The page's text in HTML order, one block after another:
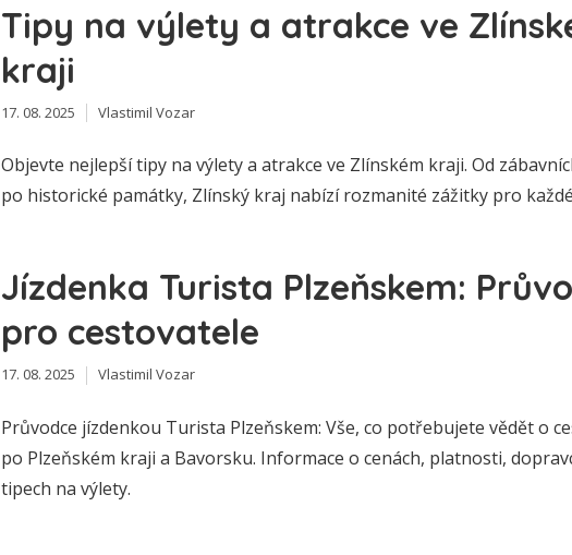
Tipy na výlety a atrakce ve
kraji
17. 08. 2025 Vlastimil Vozar
Objevte nejlepší tipy na výlety a atrakce ve Zlínském kraji. Od
po historické památky, Zlínský kraj nabízí rozmanité zážitky pro
Jízdenka Turista Plzeňskem:
pro cestovatele
17. 08. 2025 Vlastimil Vozar
Průvodce jízdenkou Turista Plzeňskem: Vše, co potřebujete vědět o
po Plzeňském kraji a Bavorsku. Informace o cenách, platnosti,
tipech na výlety.